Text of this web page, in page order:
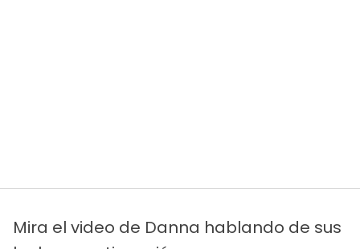
Mira el video de Danna hablando de sus